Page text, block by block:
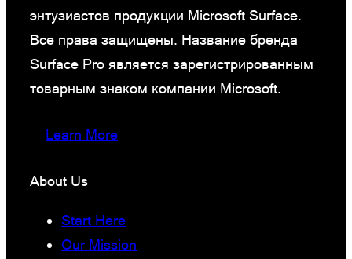
энтузиастов продукции Microsoft Surface.
Все права защищены. Название бренда
Surface Pro является зарегистрированным
товарным знаком компании Microsoft.
Learn More
About Us
Start Here
Our Mission